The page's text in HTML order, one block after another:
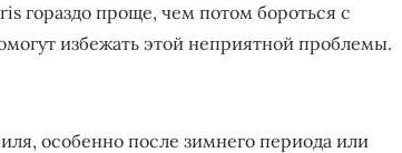
гораздо проще, чем потом бороться с
избежать этой неприятной проблемы.
особенно после зимнего периода или